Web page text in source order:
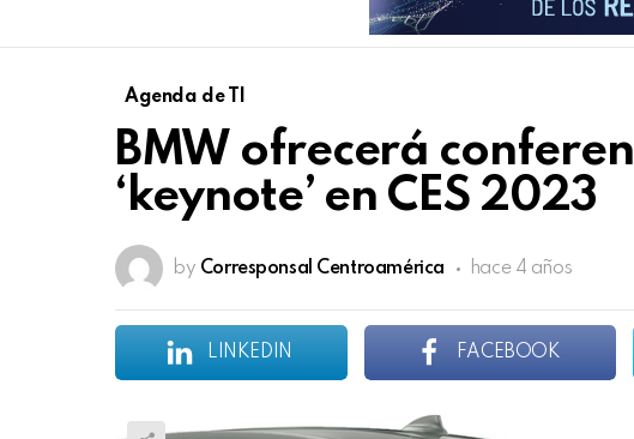
Agenda de TI
BMW ofrecerá
‘keynote’ en CES 2023
by Corresponsal Centroamérica hace 4 años
LINKEDIN FACEBOOK